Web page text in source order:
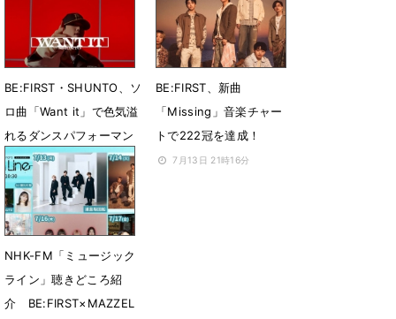
7月18日 11時08分
の投票および出席資格を
獲得
7月16日 10時04分
BE:FIRST・SHUNTO、ソ
ロ曲「Want it」で色気溢
れるダンスパフォーマン
スを披露
7月14日 21時08分
BE:FIRST、新曲
「Missing」音楽チャー
トで222冠を達成！
7月13日 21時16分
NHK-FM「ミュージック
ライン」聴きどころ紹
介 BE:FIRST×MAZZEL